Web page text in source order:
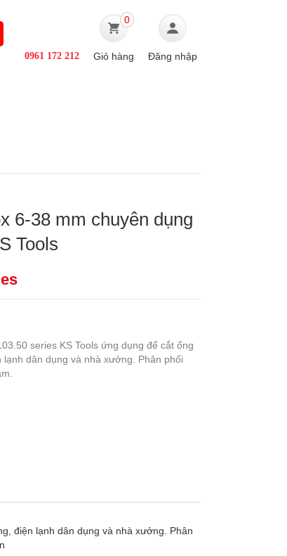
0961 172 212
0
Giỏ hàng Đăng nhập
6-38 mm chuyên dụng
Tools
series KS Tools ứng dụng để cắt ống
lạnh dân dụng và nhà xưởng. Phân phối
điện lạnh dân dụng và nhà xưởng. Phân